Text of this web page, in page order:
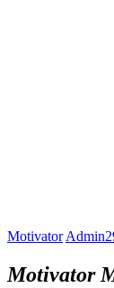
Motivator Admin
Motivator